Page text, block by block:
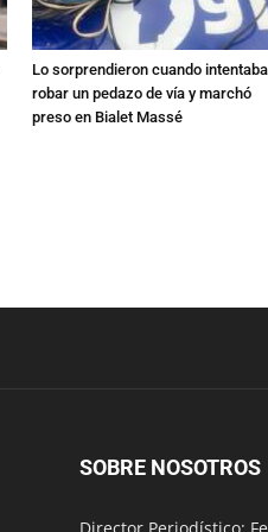
Lo sorprendieron cuando intentaba
robar un pedazo de vía y marchó
preso en Bialet Massé
SOBRE NOSOTROS